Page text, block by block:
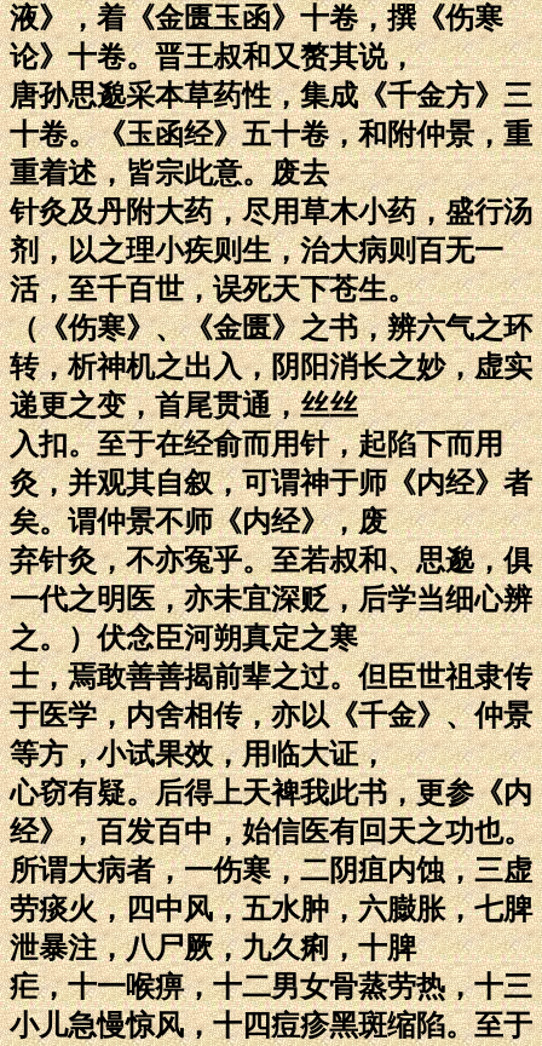
液》，着《金匮玉函》十卷，撰《伤寒
论》十卷。晋王叔和又赘其说，
唐孙思邈采本草药性，集成《千金方》三
十卷。《玉函经》五十卷，和附仲景，重
重着述，皆宗此意。废去
针灸及丹附大药，尽用草木小药，盛行汤
剂，以之理小疾则生，治大病则百无一
活，至千百世，误死天下苍生。
（《伤寒》、《金匮》之书，辨六气之环
转，析神机之出入，阴阳消长之妙，虚实
递更之变，首尾贯通，丝丝
入扣。至于在经俞而用针，起陷下而用
灸，并观其自叙，可谓神于师《内经》者
矣。谓仲景不师《内经》，废
弃针灸，不亦冤乎。至若叔和、思邈，俱
一代之明医，亦未宜深贬，后学当细心辨
之。）伏念臣河朔真定之寒
士，焉敢善善揭前辈之过。但臣世祖隶传
于医学，内舍相传，亦以《千金》、仲景
等方，小试果效，用临大证，
心窃有疑。后得上天裨我此书，更参《内
经》，百发百中，始信医有回天之功也。
所谓大病者，一伤寒，二阴疽内蚀，三虚
劳痰火，四中风，五水肿，六臌胀，七脾
泄暴注，八尸厥，九久痢，十脾
疟，十一喉痹，十二男女骨蒸劳热，十三
小儿急慢惊风，十四痘疹黑斑缩陷。至于